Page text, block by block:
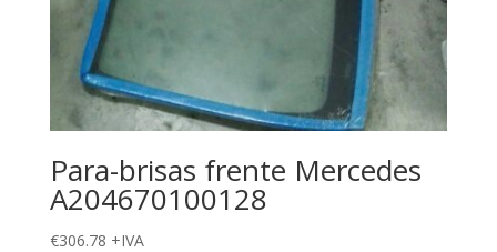
Para-brisas frente Mercedes
A204670100128
€306.78 +IVA